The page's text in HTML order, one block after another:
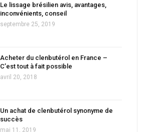
Le lissage brésilien avis, avantages,
inconvénients, conseil
septembre 25, 2019
Acheter du clenbutérol en France –
C’est tout à fait possible
avril 20, 2018
Un achat de clenbutérol synonyme de
succès
mai 11, 2019